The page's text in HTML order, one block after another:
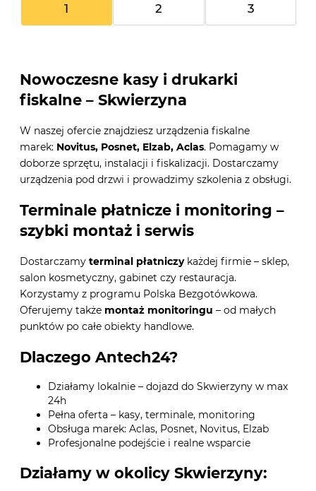
1 2 3
Nowoczesne kasy i drukarki
fiskalne – Skwierzyna
W naszej ofercie znajdziesz urządzenia fiskalne
marek: Novitus, Posnet, Elzab, Aclas. Pomagamy w
doborze sprzętu, instalacji i fiskalizacji. Dostarczamy
urządzenia pod drzwi i prowadzimy szkolenia z obsługi.
Terminale płatnicze i monitoring –
szybki montaż i serwis
Dostarczamy terminal płatniczykażdej firmie – sklep,
salon kosmetyczny, gabinet czy restauracja.
Korzystamy z programu Polska Bezgotówkowa.
Oferujemy także montaż monitoringu – od małych
punktów po całe obiekty handlowe.
Dlaczego Antech24?
Działamy lokalnie – dojazd do Skwierzyny w max
24h
Pełna oferta – kasy, terminale, monitoring
Obsługa marek: Aclas, Posnet, Novitus, Elzab
Profesjonalne podejście i realne wsparcie
Działamy w okolicy Skwierzyny: